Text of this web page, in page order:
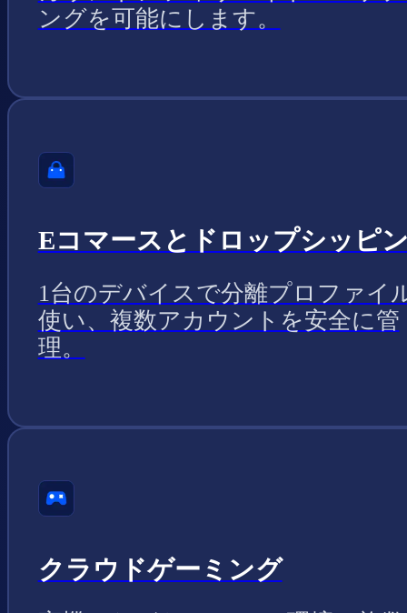
ングを可能にします。
Eコマースとドロップシッピ
1台のデバイスで分離プロファイ
使い、複数アカウントを安全に管
理。
クラウドゲーミング